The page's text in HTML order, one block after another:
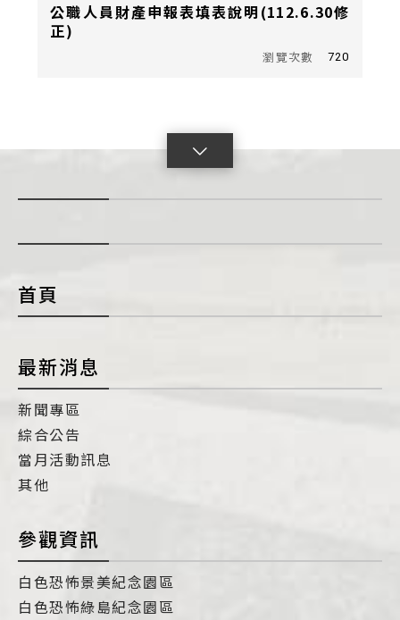
公職人員財產申報表填表說明(112.6.30修
正)
720
首頁
最新消息
新聞專區
綜合公告
當月活動訊息
其他
參觀資訊
白色恐怖景美紀念園區
白色恐怖綠島紀念園區